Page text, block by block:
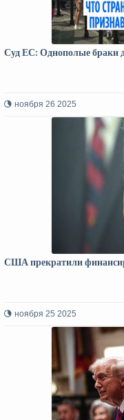
Суд ЕС: Однополые браки
ноября 26 2025
США прекратили
ноября 25 2025